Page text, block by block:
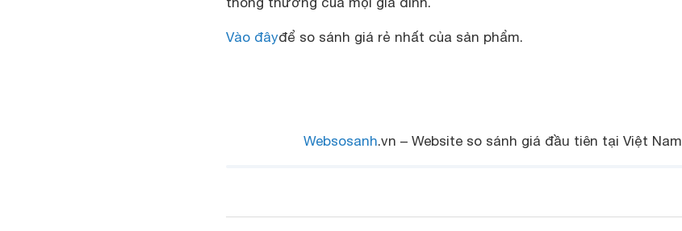
Vào đâyđể so sánh giá rẻ nhất của sản phẩm.
Websosanh.vn – Website so sánh giá đầu tiên tại Việt Nam